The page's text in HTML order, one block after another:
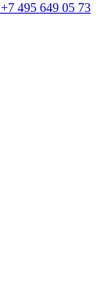
+7 495 649 05 73